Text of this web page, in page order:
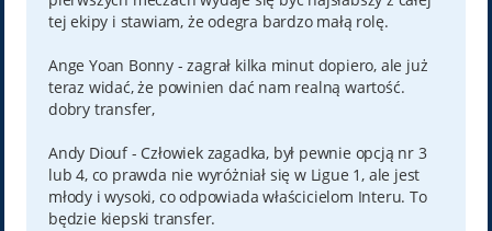
tej ekipy i stawiam, że odegra bardzo małą rolę.
Ange Yoan Bonny - zagrał kilka minut dopiero, ale już
teraz widać, że powinien dać nam realną wartość.
dobry transfer,
Andy Diouf - Człowiek zagadka, był pewnie opcją nr 3
lub 4, co prawda nie wyróżniał się w Ligue 1, ale jest
młody i wysoki, co odpowiada właścicielom Interu. To
będzie kiepski transfer.